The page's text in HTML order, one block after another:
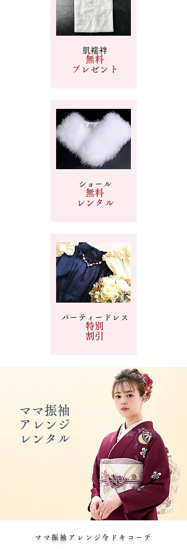
肌襦袢
​無料
​プレゼント
ショール
​無料
​レンタル
パーティードレス
特別
​割引
ママ振袖
アレンジ
​レンタル
ママ振袖アレンジ今ドキコーデ